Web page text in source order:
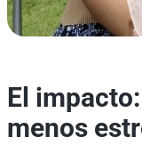
El
menos